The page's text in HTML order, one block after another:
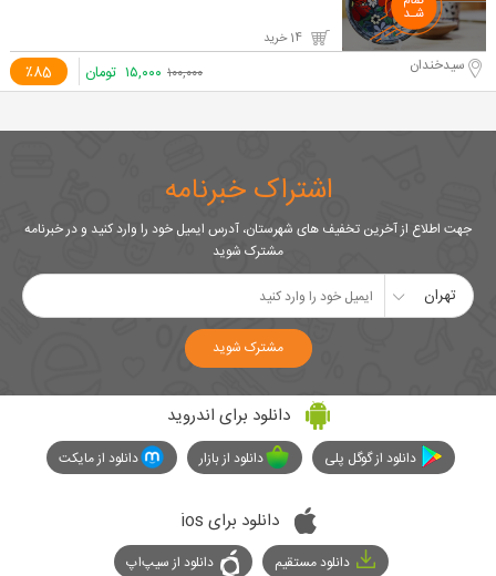
٪85 سیدخندان ۱۰۰,۰۰۰ ۱۵,۰۰۰ تومان
اشتراک خبرنامه
جهت اطلاع از آخرین تخفیف های شهرستان، آدرس ایمیل خود را وارد کنید و در خبرنامه
مشترک شوید
تهران
مشترک شوید
دانلود برای اندروید
دانلود از گوگل پلی دانلود از بازار دانلود از مایکت
دانلود برای ios
دانلود مستقیم دانلود از سیپ‌اپ